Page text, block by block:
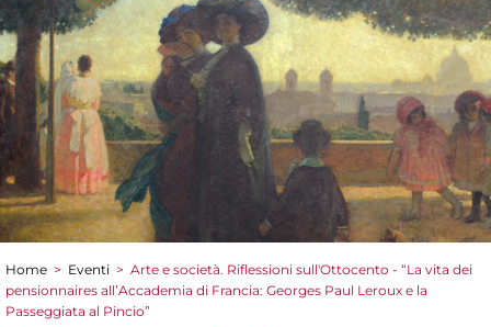
Tu sei qui
Home > Eventi > Arte e società. Riflessioni sull'Ottocento - “La vita dei
pensionnaires all’Accademia di Francia: Georges Paul Leroux e la
Passeggiata al Pincio”